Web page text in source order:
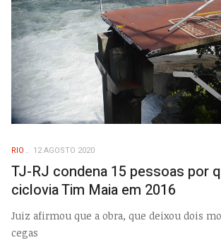
RIO 12 AGOSTO 2020
TJ-RJ condena 15 pessoas por
ciclovia Tim Maia em 2016
Juiz afirmou que a obra, que deixou dois
cegas